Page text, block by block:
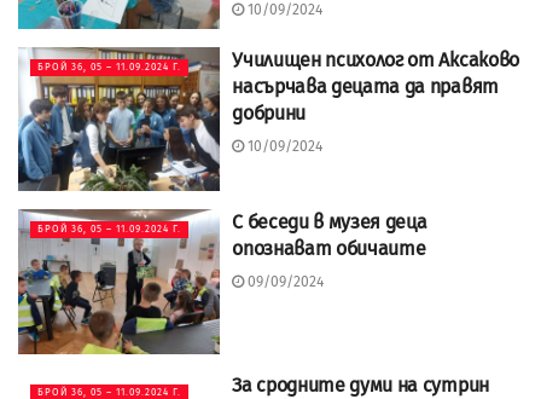
10/09/2024
БРОЙ 36, 05 – 11.09.2024 Г.
Училищен психолог от Аксаково
насърчава децата да правят
добрини
10/09/2024
БРОЙ 36, 05 – 11.09.2024 Г.
С беседи в музея деца
опознават обичаите
09/09/2024
БРОЙ 36, 05 – 11.09.2024 Г. За сродните думи на сутрин